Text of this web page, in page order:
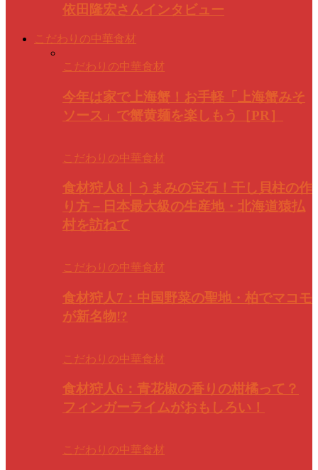
依田隆宏さんインタビュー
こだわりの中華食材
こだわりの中華食材
今年は家で上海蟹！お手軽「上海蟹みそ
ソース」で蟹黄麺を楽しもう［PR］
こだわりの中華食材
食材狩人8｜うまみの宝石！干し貝柱の作
り方－日本最大級の生産地・北海道猿払
村を訪ねて
こだわりの中華食材
食材狩人7：中国野菜の聖地・柏でマコモ
が新名物!?
こだわりの中華食材
食材狩人6：青花椒の香りの柑橘って？
フィンガーライムがおもしろい！
こだわりの中華食材